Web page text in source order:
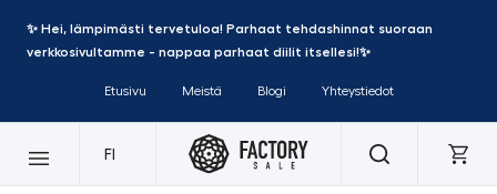
✨ Hei, lämpimästi tervetuloa! Parhaat tehdashinnat suoraan
verkkosivultamme - nappaa parhaat diilit itsellesi!✨
Etusivu Meistä Blogi Yhteystiedot
FI